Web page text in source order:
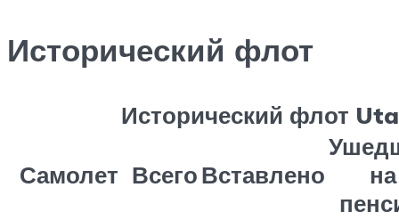
Исторический флот
Исторический флот
Самолет ВсегоВставлено
на